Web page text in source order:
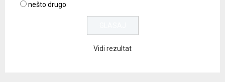
nešto drugo
Vidi rezultat